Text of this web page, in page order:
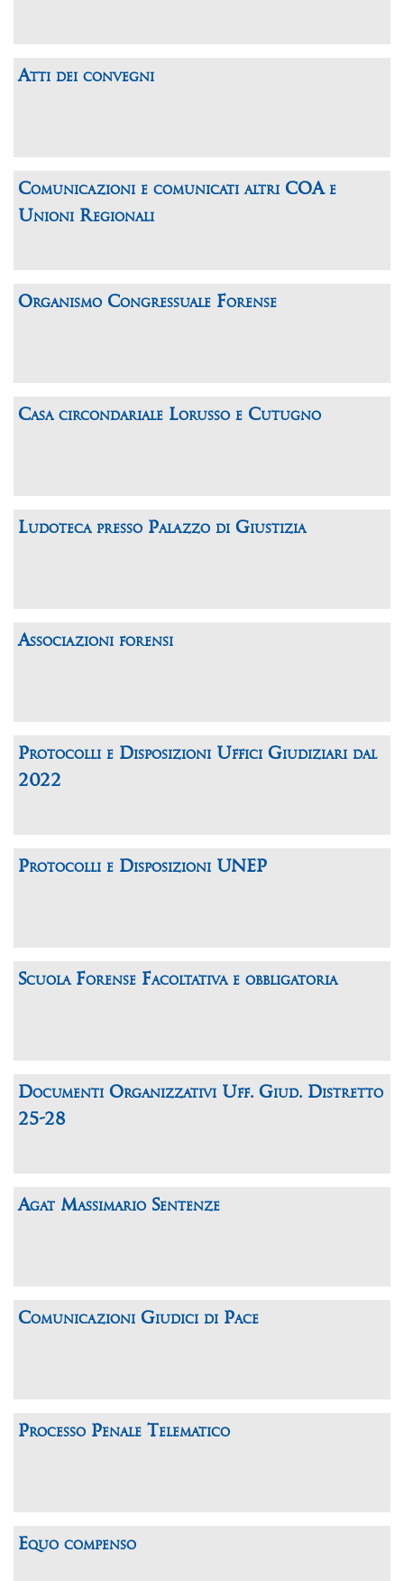
Atti dei convegni
Comunicazioni e comunicati altri COA e
Unioni Regionali
Organismo Congressuale Forense
Casa circondariale Lorusso e Cutugno
Ludoteca presso Palazzo di Giustizia
Associazioni forensi
Protocolli e Disposizioni Uffici Giudiziari dal
2022
Protocolli e Disposizioni UNEP
Scuola Forense Facoltativa e obbligatoria
Documenti Organizzativi Uff. Giud. Distretto
25-28
Agat Massimario Sentenze
Comunicazioni Giudici di Pace
Processo Penale Telematico
Equo compenso